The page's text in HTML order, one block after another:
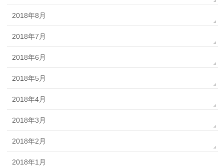
2018年8月
2018年7月
2018年6月
2018年5月
2018年4月
2018年3月
2018年2月
2018年1月